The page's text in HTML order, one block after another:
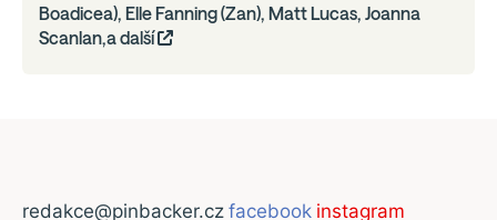
Boadicea), Elle Fanning (Zan), Matt Lucas, Joanna
Scanlan,a další
redakce@pinbacker.cz facebook instagram